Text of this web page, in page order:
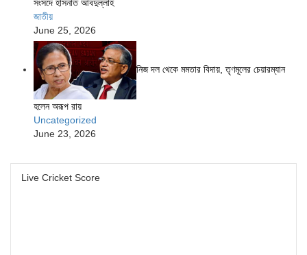
সংসদে হাসনাত আবদুল্লাহ
জাতীয়
June 25, 2026
নিজ দল থেকে মমতার বিদায়, তৃণমূলের চেয়ারম্যান
হলেন অরূপ রায়
Uncategorized
June 23, 2026
Live Cricket Score